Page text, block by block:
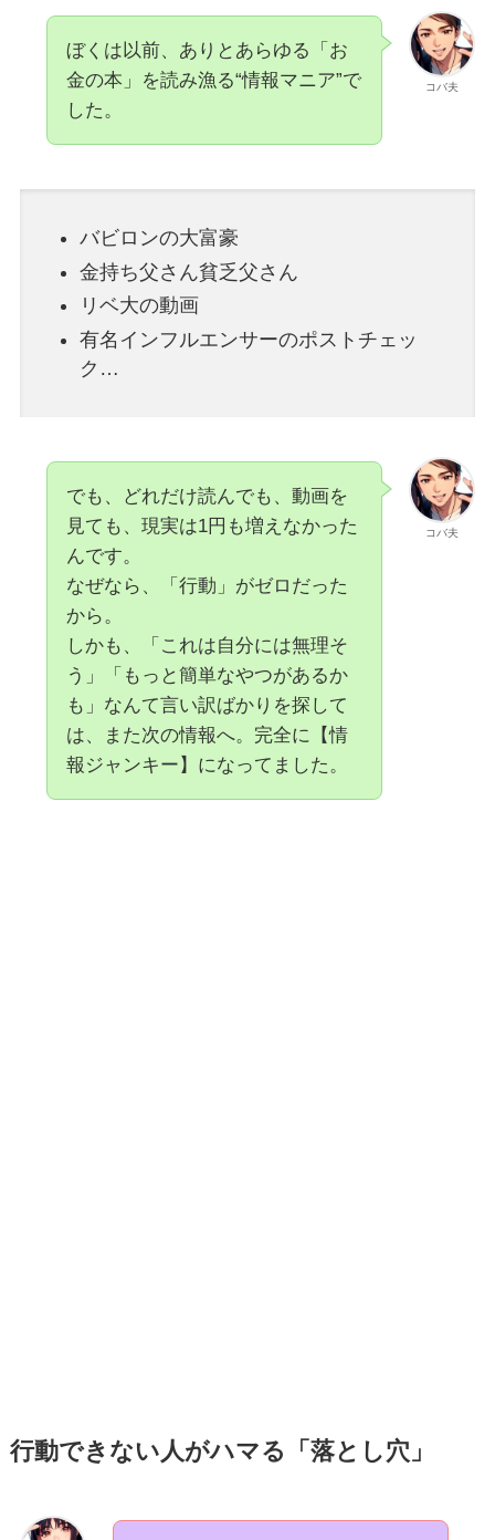
コバ夫
ぼくは以前、ありとあらゆる「お
金の本」を読み漁る“情報マニア”で
した。
バビロンの大富豪
金持ち父さん貧乏父さん
リベ大の動画
有名インフルエンサーのポストチェッ
ク…
コバ夫
でも、どれだけ読んでも、動画を
見ても、現実は1円も増えなかった
んです。
なぜなら、「行動」がゼロだった
から。
しかも、「これは自分には無理そ
う」「もっと簡単なやつがあるか
も」なんて言い訳ばかりを探して
は、また次の情報へ。完全に【情
報ジャンキー】になってました。
行動できない人がハマる「落とし穴」